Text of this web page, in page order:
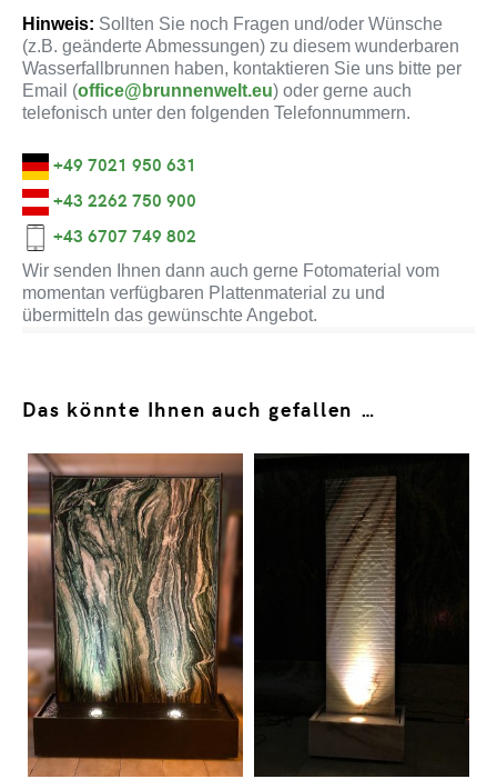
Hinweis: Sollten Sie noch Fragen und/oder Wünsche
(z.B. geänderte Abmessungen) zu diesem wunderbaren
Wasserfallbrunnen haben, kontaktieren Sie uns bitte per
Email (office@brunnenwelt.eu) oder gerne auch
telefonisch unter den folgenden Telefonnummern.
+49 7021 950 631
+43 2262 750 900
+43 6707 749 802
Wir senden Ihnen dann auch gerne Fotomaterial vom
momentan verfügbaren Plattenmaterial zu und
übermitteln das gewünschte Angebot.
Das könnte Ihnen auch gefallen …